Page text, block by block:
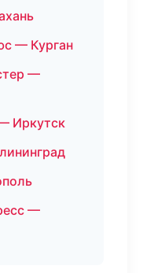
— Курган
—
Иркутск
—